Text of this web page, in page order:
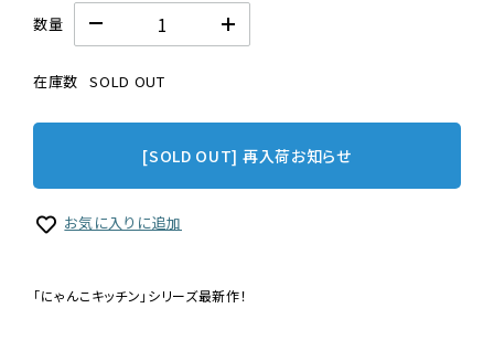
数量
在庫数 SOLD OUT
[SOLD OUT] 再入荷お知らせ
お気に入りに追加
「にゃんこキッチン」シリーズ最新作！